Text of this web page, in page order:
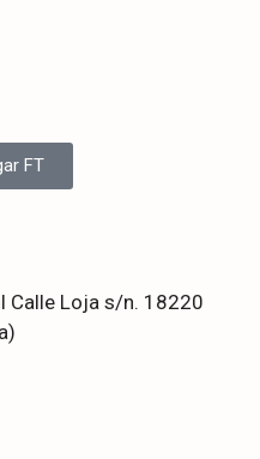
FT
Calle Loja s/n. 18220